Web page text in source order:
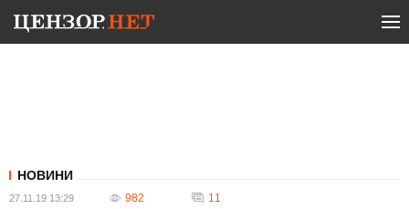
НОВИНИ
27.11.19 13:29 982 11